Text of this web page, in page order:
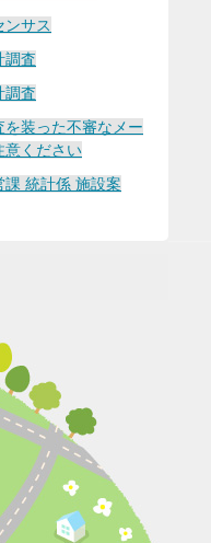
ンサス
調査
調査
を装った不審なメー
意ください
課 統計係 施設案